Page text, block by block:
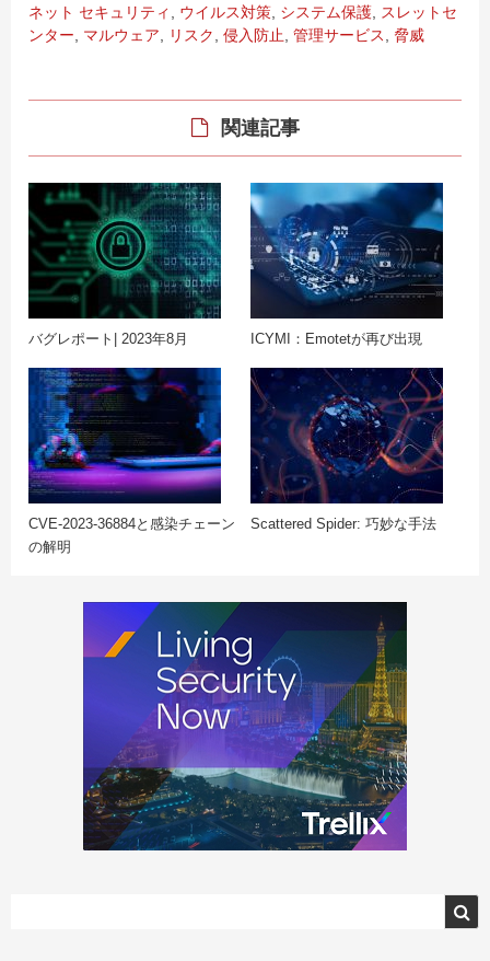
ネット セキュリティ
ウイルス対策 システム保護
スレットセ
ンター
マルウェア リスク 侵入防止 管理サービス 脅威
関連記事
バグレポート| 2023年8月 ICYMI：Emotetが再び出現
CVE-2023-36884と感染チェーン
の解明
Scattered Spider: 巧妙な手法